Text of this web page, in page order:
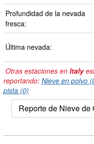
Profundidad de la nevada
fresca:
Última nevada:
Otras estaciones en Italy
reportando: Nieve en polvo
pista (0)
Reporte de Nieve de